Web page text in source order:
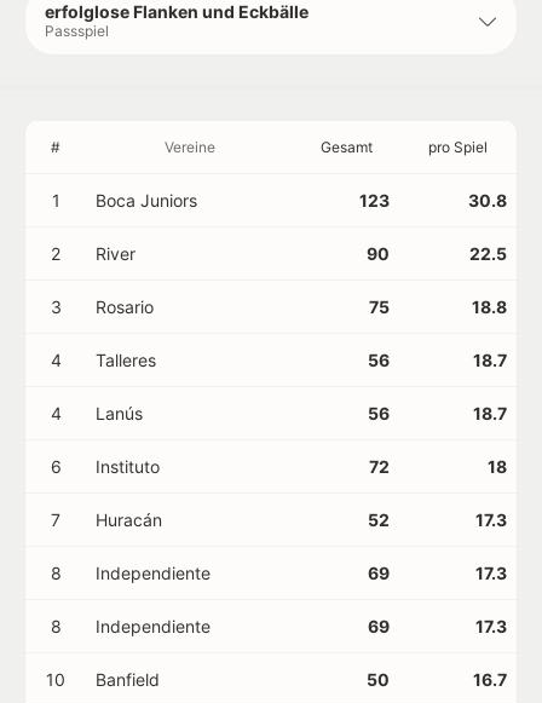
erfolglose Flanken und Eckbälle
Passspiel
# Vereine Gesamt pro Spiel
1 Boca Juniors 123 30.8
2 River 90 22.5
3 Rosario 75 18.8
4 Talleres 56 18.7
4 Lanús 56 18.7
6 Instituto 72 18
7 Huracán 52 17.3
8 Independiente 69 17.3
8 Independiente 69 17.3
10 Banfield 50 16.7